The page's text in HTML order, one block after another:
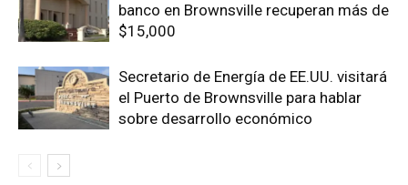
banco en Brownsville recuperan más de
$15,000
Secretario de Energía de EE.UU. visitará
el Puerto de Brownsville para hablar
sobre desarrollo económico